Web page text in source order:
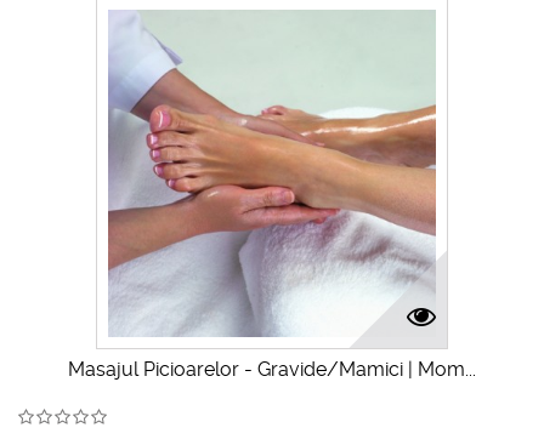
Masajul Picioarelor - Gravide/Mamici | Mom...